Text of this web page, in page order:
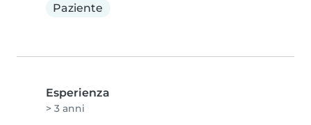
Paziente
Esperienza
> 3 anni